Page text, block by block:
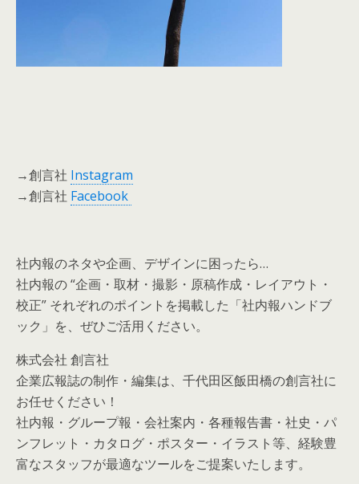
→創言社 Instagram
→創言社 Facebook
社内報のネタや企画、デザインに困ったら…
社内報の “企画・取材・撮影・原稿作成・レイアウト・
校正” それぞれのポイントを掲載した「社内報ハンドブ
ック」を、ぜひご活用ください。
株式会社 創言社
企業広報誌の制作・編集は、千代田区飯田橋の創言社に
お任せください！
社内報・グループ報・会社案内・各種報告書・社史・パ
ンフレット・カタログ・ポスター・イラスト等、経験豊
富なスタッフが最適なツールをご提案いたします。